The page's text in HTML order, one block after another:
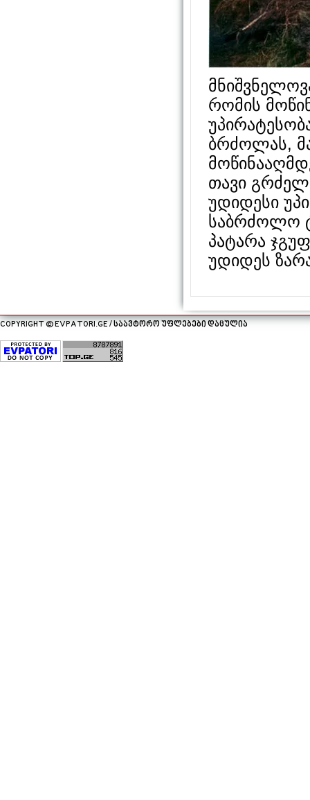
რომის
ბრძოლას,
თავი
უდიდესი
საბრძოლო
პატარა
უდიდეს
COPYRIGHT © EVPATORI.GE / საავტორო უფლებები დაცულია